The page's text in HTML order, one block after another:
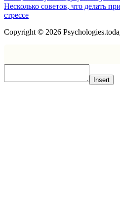
Несколько советов, что делать
стрессе
Copyright © 2026
Insert